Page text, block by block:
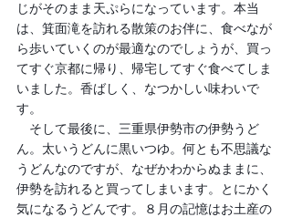
じがそのまま天ぷらになっています。本当
は、箕面滝を訪れる散策のお伴に、食べなが
ら歩いていくのが最適なのでしょうが、買っ
てすぐ京都に帰り、帰宅してすぐ食べてしま
いました。香ばしく、なつかしい味わいで
す。
そして最後に、三重県伊勢市の伊勢うど
ん。太いうどんに黒いつゆ。何とも不思議な
うどんなのですが、なぜかわからぬままに、
伊勢を訪れると買ってしまいます。とにかく
気になるうどんです。８月の記憶はお土産の